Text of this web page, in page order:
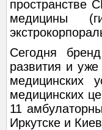
пространстве
медицины
Сегодня
развития и
медицинских
медицинских
11
Иркутске и